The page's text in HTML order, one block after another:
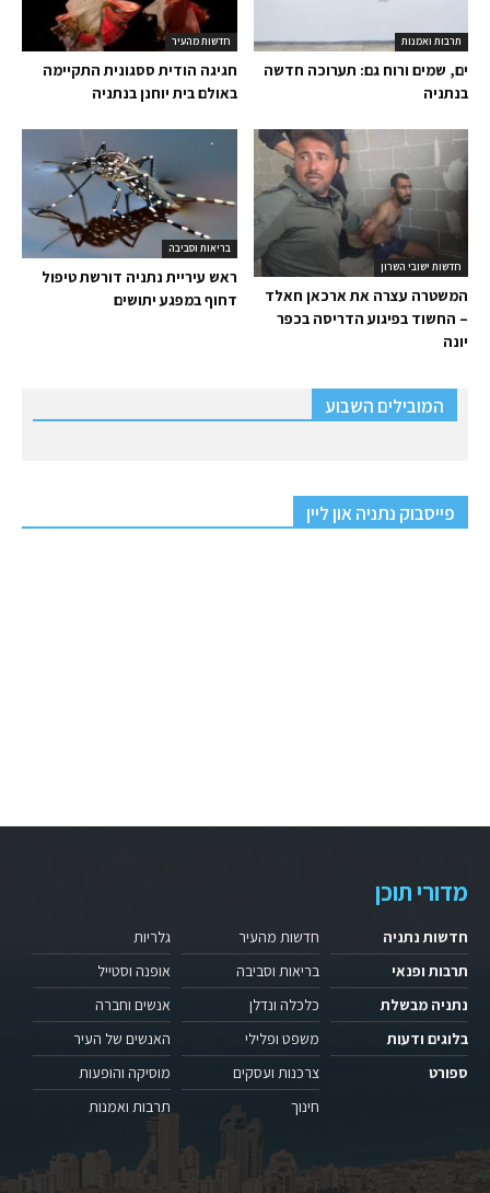
חדשות מהעיר
חגיגה הודית ססגונית התקיימה
באולם בית יוחנן בנתניה
תרבות ואמנות
ים, שמים ורוח גם: תערוכה חדשה
בנתניה
בריאות וסביבה
ראש עיריית נתניה דורשת טיפול
דחוף במפגע יתושים
חדשות ישובי השרון
המשטרה עצרה את ארכאן חאלד
– החשוד בפיגוע הדריסה בכפר
יונה
המובילים השבוע
פייסבוק נתניה און ליין
מדורי תוכן
חדשות נתניה
תרבות ופנאי
נתניה מבשלת
בלוגים ודעות
ספורט
חדשות מהעיר
בריאות וסביבה
כלכלה ונדלן
משפט ופלילי
צרכנות ועסקים
חינוך
גלריות
אופנה וסטייל
אנשים וחברה
האנשים של העיר
מוסיקה והופעות
תרבות ואמנות